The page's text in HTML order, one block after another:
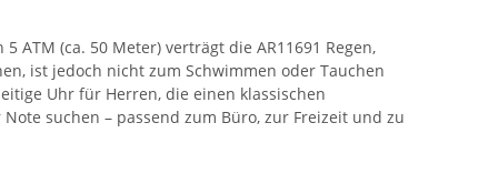
ATM (ca. 50 Meter) verträgt die AR11691 Regen,
ist jedoch nicht zum Schwimmen oder Tauchen
Uhr für Herren, die einen klassischen
suchen – passend zum Büro, zur Freizeit und zu